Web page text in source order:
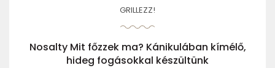
GRILLEZZ!
Nosalty Mit főzzek ma? Kánikulában kímélő,
hideg fogásokkal készültünk